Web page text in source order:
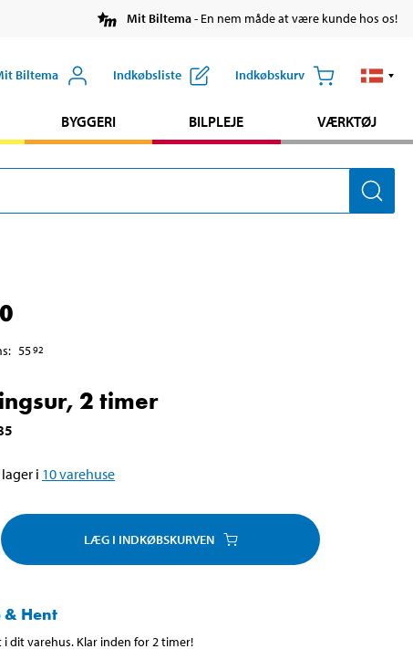
Mit Biltema- En nem måde at være kunde hos os!
Biltema Indkøbsliste Indkøbskurv
BYGGERI BILPLEJE VÆRKTØJ
: 5592
2 timer
i 10varehuse
LÆG I INDKØBSKURVEN
& Hent
i dit varehus. Klar inden for 2 timer!